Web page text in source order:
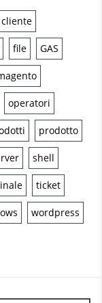
cliente
file GAS
operatori
prodotto
shell
ticket
wordpress